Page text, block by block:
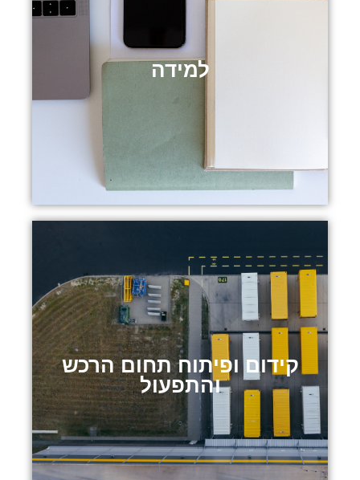
למידה
ארגון צומח הוא ארגון המצוי בלמידה מתמדת אודות הסביבה
הפנימית והחיצונית שלו, כך הוא יכול לדעת שהוא מצוי במקום טוב
ולפתח אפיקי צמיחה חדשים. המקצוע שלנו הוא לפתח ולנהל
לשיפור ביצועים ובסופו של דבר השגת מטרות הארגון
קידום ופיתוח תחום הרכש
והתפעול
קידום ופיתוח תחום הרכש והתפעול
הטמעת תהליכים ומנגנוני עבודה חדשניים להגדלת האפקטיביות
הארגונית וניהול פרויקטים בתחום הרכש והתפעול שנועדו לממש את
המודל העסקי הארגוני